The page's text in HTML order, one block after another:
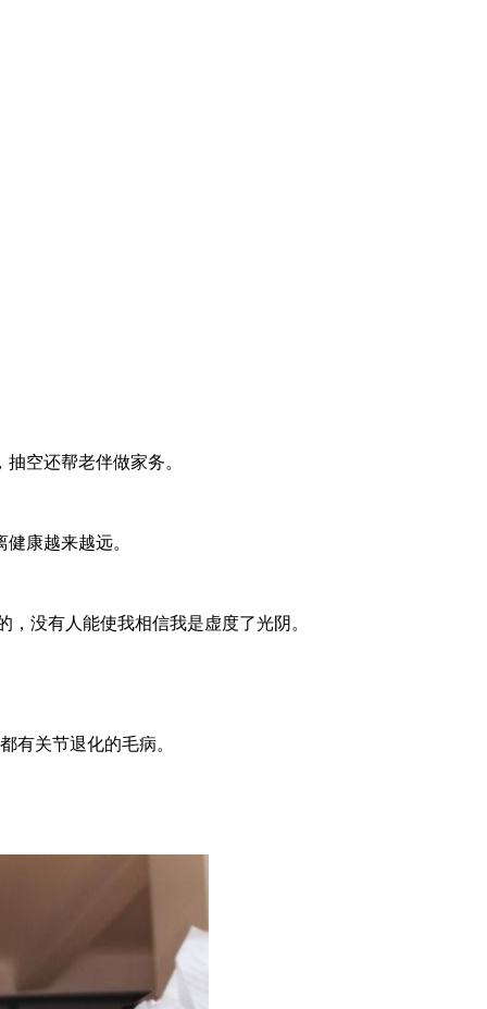
空还帮老伴做家务。
康越来越远。
没有人能使我相信我是虚度了光阴。
有关节退化的毛病。